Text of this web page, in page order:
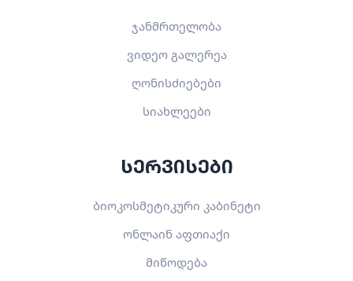
ჯანმრთელობა
ვიდეო გალერეა
ღონისძიებები
სიახლეები
სერვისები
ბიოკოსმეტიკური კაბინეტი
ონლაინ აფთიაქი
მიწოდება